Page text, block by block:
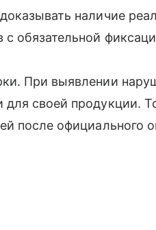
наличие
обязательной
При выявлении
своей продукции.
после официального